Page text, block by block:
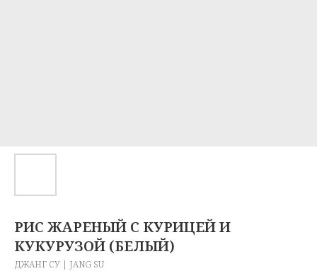
РИС ЖАРЕНЫЙ С КУРИЦЕЙ И
КУКУРУЗОЙ (БЕЛЫЙ)
ДЖАНГ СУ | JANG SU